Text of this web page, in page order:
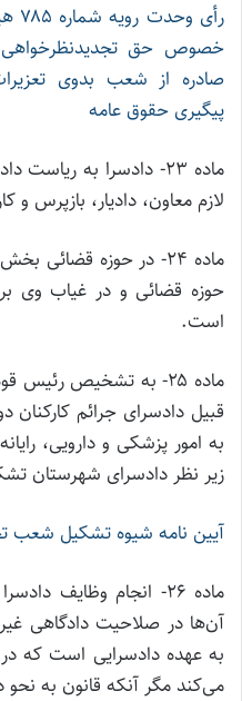
خصوص حق تجدیدنظرخواهی
صادره از شعب بدوی
پیگیری حقوق عامه
ماده ۲۳- دادسرا به
لازم معاون، دادیار، بازپرس و
ماده ۲۴- در حوزه
حوزه قضائی و در غیاب وی
است.
ماده ۲۵- به تشخیص
قبیل دادسرای جرائم کارکنان
به امور پزشکی و دارویی،
زیر نظر دادسرای شهرستان
آیین نامه شیوه تشکیل
ماده ۲۶- انجام وظایف
آن‌ها در صلاحیت دادگاهی
به عهده دادسرایی است که
می‌کند مگر آنکه قانون به نحو